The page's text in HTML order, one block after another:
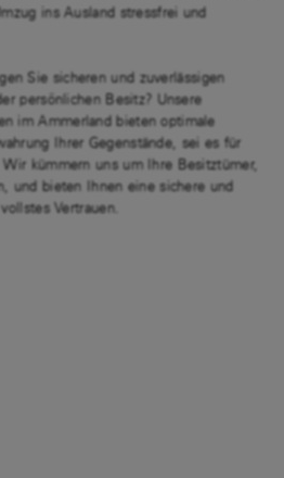
ins Ausland stressfrei und
Sie sicheren und zuverlässigen
persönlichen Besitz? Unsere
im Ammerland bieten optimale
Ihrer Gegenstände, sei es für
kümmern uns um Ihre Besitztümer,
und bieten Ihnen eine sichere und
Vertrauen.